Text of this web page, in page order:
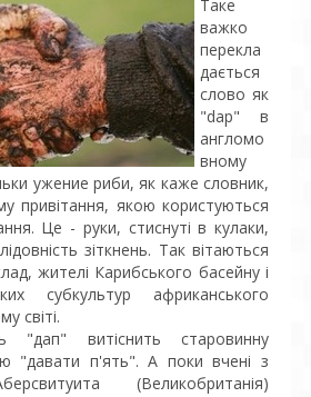
Таке
важко
перекла
дається
слово як
"dаp" в
англомо
вному
ужение риби, як каже словник,
привітання, якою користуються
Це - руки, стиснуті в кулаки,
зіткнень. Так вітаються
жителі Карибського басейну і
субкультур африканського
світі.
"дап" витіснить старовинну
"давати п'ять". А поки вчені з
(Великобританія)